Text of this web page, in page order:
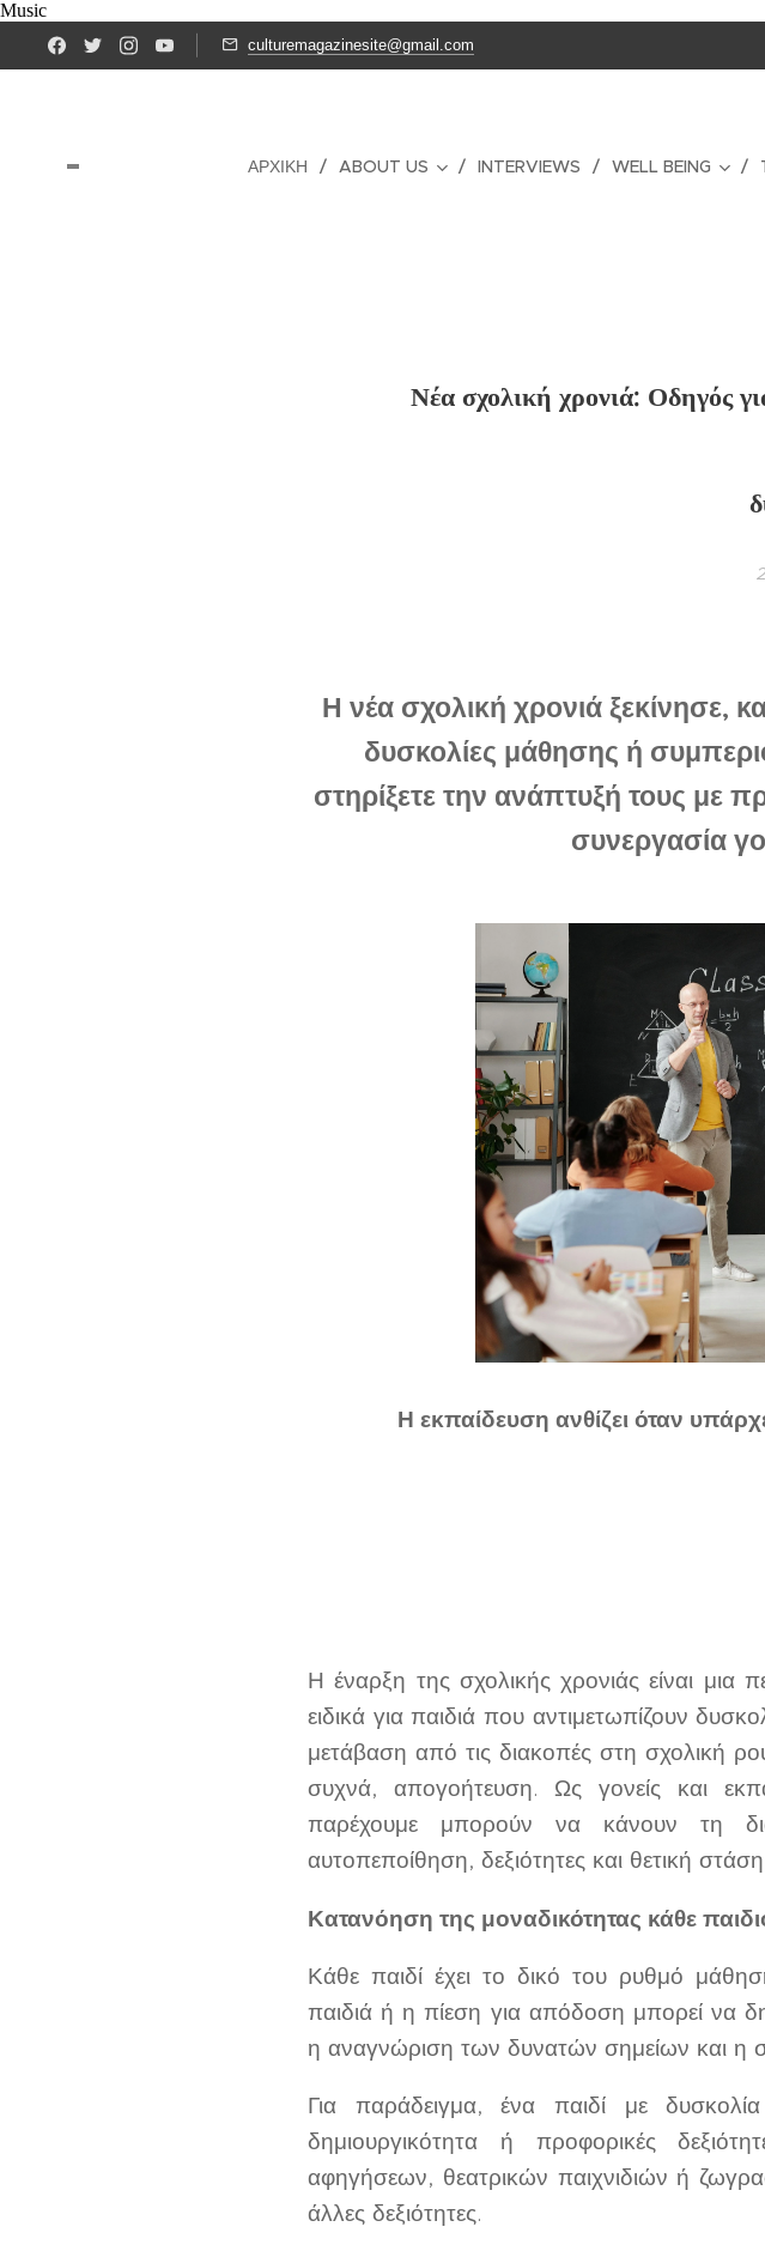
Music
culturemagazinesite@gmail.com
ΑΡΧΙΚΉ ABOUT US INTERVIEWS WELL BEING
Νέα σχολική χρονιά: Οδηγός
Η νέα σχολική χρονιά ξεκίνησε,
δυσκολίες μάθησης ή
στηρίξετε την ανάπτυξή τους με
συνεργασία
Η εκπαίδευση ανθίζει όταν
Η έναρξη της σχολικής χρονιάς είναι μια
ειδικά για παιδιά που αντιμετωπίζουν
μετάβαση από τις διακοπές στη σχολική
συχνά, απογοήτευση. Ως γονείς και
παρέχουμε μπορούν να κάνουν τη
αυτοπεποίθηση, δεξιότητες και θετική
Κατανόηση της μοναδικότητας κάθε
Κάθε παιδί έχει το δικό του ρυθμό
παιδιά ή η πίεση για απόδοση μπορεί να
η αναγνώριση των δυνατών σημείων και η
Για παράδειγμα, ένα παιδί με
δημιουργικότητα ή προφορικές
αφηγήσεων, θεατρικών παιχνιδιών ή
άλλες δεξιότητες.